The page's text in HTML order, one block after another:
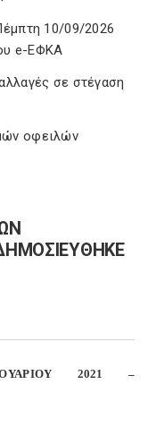
10/09/2026
e-ΕΦΚΑ
σε στέγαση
οφειλών
2021 –